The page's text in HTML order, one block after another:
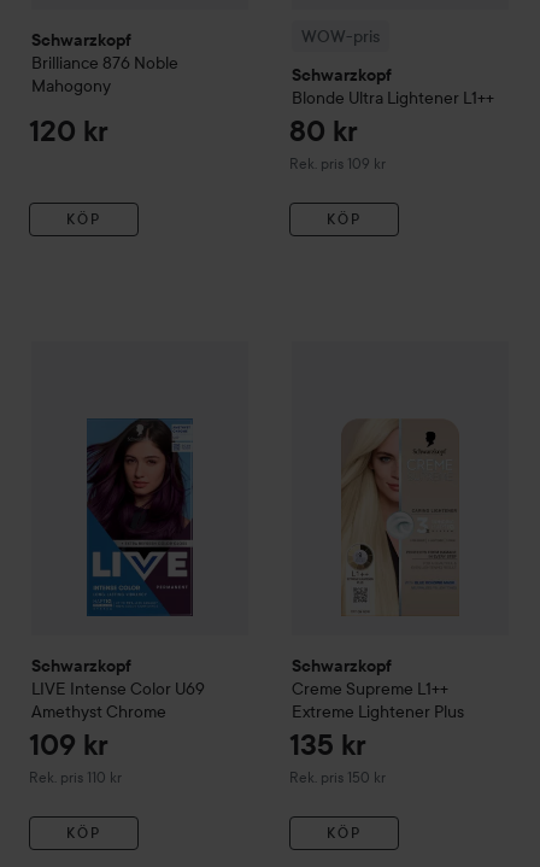
Schwarzkopf
Brilliance 876 Noble
Mahogony
120 kr
KÖP
WOW-pris
Schwarzkopf
Blonde Ultra Lightener L1++
80 kr
Rek. pris 109 kr
Rekommenderat pris 109 kr
KÖP
Schwarzkopf
LIVE Intense Color U69
Amethyst Chrome
109 kr
Rek. pris 110 kr
Rekommenderat pris 110 kr
KÖP
Schwarzkopf
Creme Supreme L1++
Extreme Lightener Plus
135 kr
Rek. pris 150 kr
Rekommenderat pris 150 kr
KÖP